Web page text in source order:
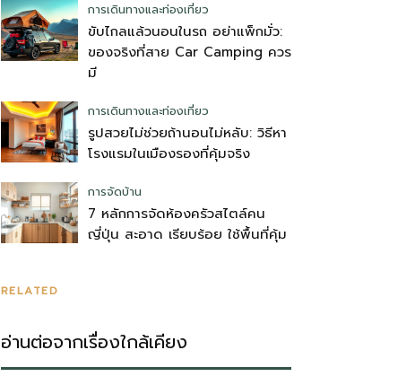
การเดินทางและท่องเที่ยว
ขับไกลแล้วนอนในรถ อย่าแพ็กมั่ว:
ของจริงที่สาย Car Camping ควร
มี
การเดินทางและท่องเที่ยว
รูปสวยไม่ช่วยถ้านอนไม่หลับ: วิธีหา
โรงแรมในเมืองรองที่คุ้มจริง
การจัดบ้าน
7 หลักการจัดห้องครัวสไตล์คน
ญี่ปุ่น สะอาด เรียบร้อย ใช้พื้นที่คุ้ม
RELATED
อ่านต่อจากเรื่องใกล้เคียง